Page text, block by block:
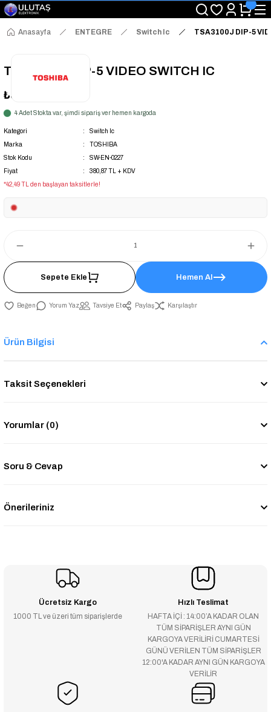
"Saat 14:00'a Kadar Verilen Siparişlerde Aynı Gün Kargo Avantajı!
"Binlerce Ürün Çeşitliliği ile Stoktan Hemen Teslim."
"Toptan Fiyatına Perakende Satış Avantajını Kaçırmayın!"
Anasayfa ENTEGRE Switch Ic TSA3100J DIP-5
TSA3100J DIP-5 VIDEO SWITCH IC
₺380,87
4 Adet Stokta var, şimdi sipariş ver hemen kargoda
Kategori
Switch Ic
Marka
TOSHIBA
Stok Kodu
SW-EN-0227
Fiyat
380,87 TL + KDV
*42,49 TL den başlayan taksitlerle!
Sepete Ekle Hemen Al
Yorum Yaz Tavsiye Et Paylaş Karşılaştır
Ürün Bilgisi
Taksit Seçenekleri
Yorumlar (0)
Soru & Cevap
Önerileriniz
Ücretsiz Kargo
1000 TL ve üzeri tüm siparişlerde
Hızlı Teslimat
HAFTA İÇİ : 14:00’A KADAR OLAN
TÜM SİPARİŞLER AYNI GÜN
KARGOYA VERİLİRİ CUMARTESİ
GÜNÜ VERİLEN TÜM SİPARİŞLER
12:00'A KADAR AYNI GÜN KARGOYA
VERİLİR